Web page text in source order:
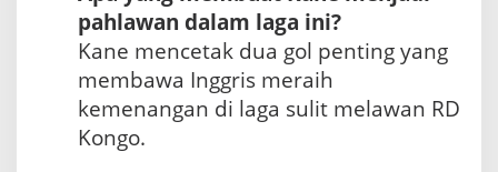
pahlawan dalam laga ini?
Kane mencetak dua gol penting yang
membawa Inggris meraih
kemenangan di laga sulit melawan RD
Kongo.